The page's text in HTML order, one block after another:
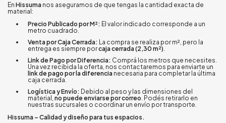
En Hissuma nos aseguramos de que tengas la cantidad exacta de
material:
Precio Publicado por M²: El valor indicado corresponde a un
metro cuadrado.
Venta por Caja Cerrada: La compra se realiza por m², pero la
entrega es siempre porcaja cerrada (2,30 m²)
Link de Pago por Diferencia: Comprá los metros que necesites.
Una vez recibida la oferta, nos contactaremos para enviarte un
link de pago por la diferencia necesaria para completar la última
caja cerrada.
Logística y Envío: Debido al peso y las dimensiones del
material, no puede enviarse por correo . Podés retirarlo en
nuestras sucursales o coordinar un envío por transporte.
Hissuma – Calidad y diseño para tus espacios.